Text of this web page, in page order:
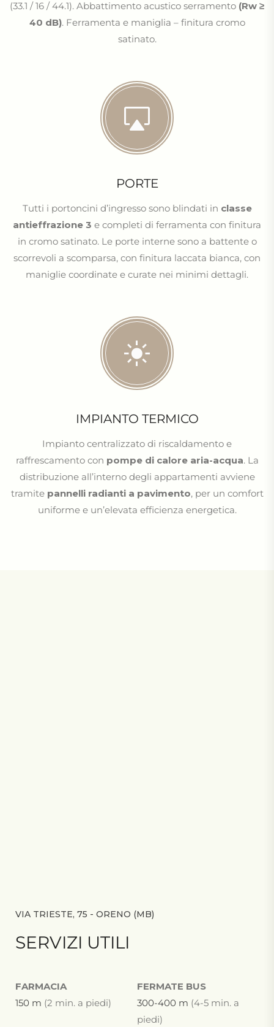
(33.1 / 16 / 44.1). Abbattimento acustico serramento (Rw ≥
40 dB). Ferramenta e maniglia – finitura cromo
satinato.
PORTE
Tutti i portoncini d’ingresso sono blindati in classe
antieffrazione 3 e completi di ferramenta con finitura
in cromo satinato. Le porte interne sono a battente o
scorrevoli a scomparsa, con finitura laccata bianca, con
maniglie coordinate e curate nei minimi dettagli.
IMPIANTO TERMICO
Impianto centralizzato di riscaldamento e
raffrescamento con pompe di calore aria-acqua. La
distribuzione all’interno degli appartamenti avviene
tramite pannelli radianti a pavimento, per un comfort
uniforme e un’elevata efficienza energetica.
VIA TRIESTE, 75 - ORENO (MB)
SERVIZI UTILI
FARMACIA
150 m (2 min. a piedi)
FERMATE BUS
300-400 m (4-5 min. a
piedi)